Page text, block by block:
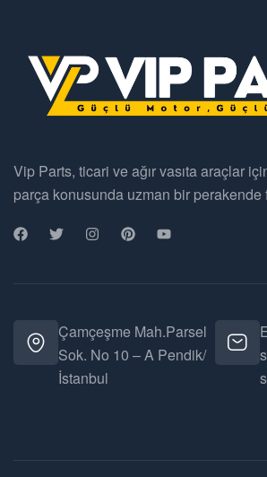
Vip Parts, ticari ve ağır vasıta araçlar
parça konusunda uzman bir perakende
Çamçeşme Mah.Parsel
Sok. No 10 – A Pendik/
İstanbul